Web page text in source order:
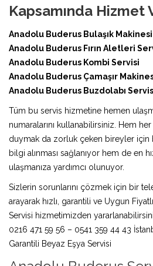
Kapsamında Hizmet
Anadolu Buderus Bulaşık
Anadolu Buderus Fırın Aletleri
Anadolu Buderus Kombi Servisi
Anadolu Buderus Çamaşır
Anadolu Buderus Buzdolabı
Tüm bu servis hizmetine hemen
numaralarını kullanabilirsiniz. Hem
duymak da zorluk çeken bireyler için
bilgi alınması sağlanıyor hem de en
ulaşmanıza yardımcı olunuyor.
Sizlerin sorunlarını çözmek için bir
arayarak hızlı, garantili ve Uygun
Servisi hizmetimizden
0216 471 59 56 – 0541 359 44 43
Garantili Beyaz Eşya Servisi